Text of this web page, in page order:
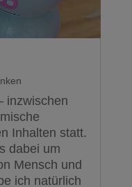
inzwischen
Inhalten statt.
dabei um
Mensch und
ich natürlich